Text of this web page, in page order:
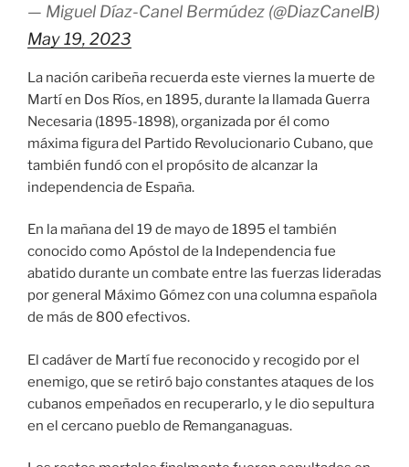
— Miguel Díaz-Canel Bermúdez (@DiazCanelB)
May 19, 2023
La nación caribeña recuerda este viernes la muerte de
Martí en Dos Ríos, en 1895, durante la llamada Guerra
Necesaria (1895-1898), organizada por él como
máxima figura del Partido Revolucionario Cubano, que
también fundó con el propósito de alcanzar la
independencia de España.
En la mañana del 19 de mayo de 1895 el también
conocido como Apóstol de la Independencia fue
abatido durante un combate entre las fuerzas lideradas
por general Máximo Gómez con una columna española
de más de 800 efectivos.
El cadáver de Martí fue reconocido y recogido por el
enemigo, que se retiró bajo constantes ataques de los
cubanos empeñados en recuperarlo, y le dio sepultura
en el cercano pueblo de Remanganaguas.